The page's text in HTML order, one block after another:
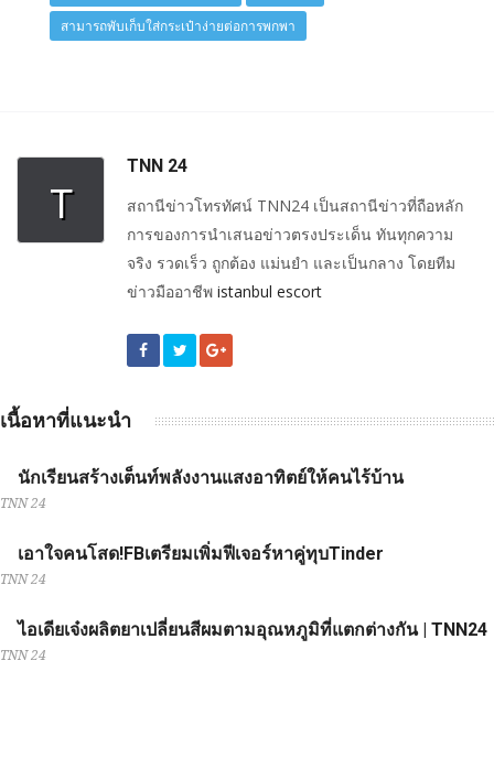
สามารถพับเก็บใส่กระเป๋าง่ายต่อการพกพา
T
TNN 24
สถานีข่าวโทรทัศน์ TNN24 เป็นสถานีข่าวที่ถือหลัก
การของการนำเสนอข่าวตรงประเด็น ทันทุกความ
จริง รวดเร็ว ถูกต้อง แม่นยำ และเป็นกลาง โดยทีม
ข่าวมืออาชีพ istanbul escort
เนื้อหาที่แนะนำ
นักเรียนสร้างเต็นท์พลังงานแสงอาทิตย์ให้คนไร้บ้าน
TNN 24
เอาใจคนโสด!FBเตรียมเพิ่มฟีเจอร์หาคู่ทุบTinder
TNN 24
ไอเดียเจ๋งผลิตยาเปลี่ยนสีผมตามอุณหภูมิที่แตกต่างกัน | TNN24
TNN 24